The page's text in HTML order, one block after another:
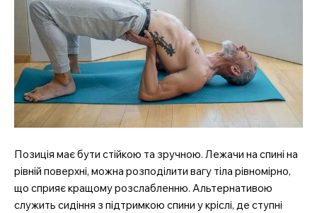
Позиція має бути стійкою та зручною. Лежачи на спині на
рівній поверхні, можна розподілити вагу тіла рівномірно,
що сприяє кращому розслабленню. Альтернативою
служить сидіння з підтримкою спини у кріслі, де ступні